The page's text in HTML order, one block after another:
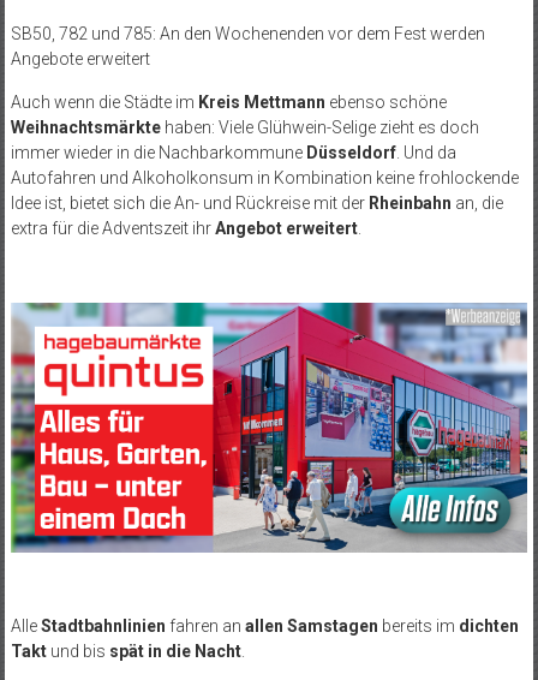
SB50, 782 und 785: An den Wochenenden vor dem Fest werden
Angebote erweitert
Auch wenn die Städte im Kreis Mettmann ebenso schöne
Weihnachtsmärktehaben: Viele Glühwein-Selige zieht es doch
immer wieder in die Nachbarkommune Düsseldorf. Und da
Autofahren und Alkoholkonsum in Kombination keine frohlockende
Idee ist, bietet sich die An- und Rückreise mit der Rheinbahn an, die
extra für die Adventszeit ihrAngebot erweitert.
AlleStadtbahnlinien fahren an allen Samstagen bereits im dichten
Taktund bis spät in die Nacht.